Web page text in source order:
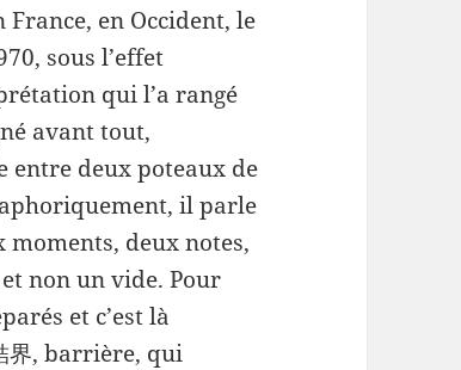
en Occident, le
sous l’effet
qui l’a rangé
avant tout,
entre deux poteaux de
il parle
moments, deux notes,
et non un vide. Pour
et c’est là
界, barrière, qui